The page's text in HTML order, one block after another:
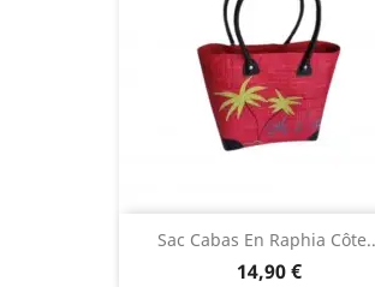
Sac Cabas En Raphia
Prix
14,90 €